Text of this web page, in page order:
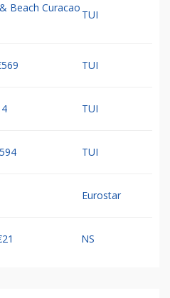
Beach Curacao
TUI
TUI
TUI
TUI
Eurostar
NS